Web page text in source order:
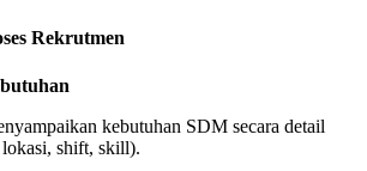
Rekrutmen
kebutuhan SDM secara detail
shift, skill).